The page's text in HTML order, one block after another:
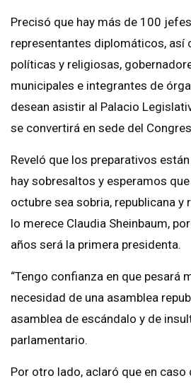
Precisó que hay más de 100
representantes diplomáticos, así
políticas y religiosas,
municipales e integrantes de
desean asistir al Palacio
se convertirá en sede del
Reveló que los preparativos
hay sobresaltos y esperamos
octubre sea sobria, republicana y
lo merece Claudia Sheinbaum,
años será la primera presidenta.
“Tengo confianza en que pesará
necesidad de una asamblea
asamblea de escándalo y de
parlamentario.
Por otro lado, aclaró que en caso